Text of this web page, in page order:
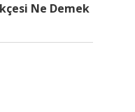
Ne Demek